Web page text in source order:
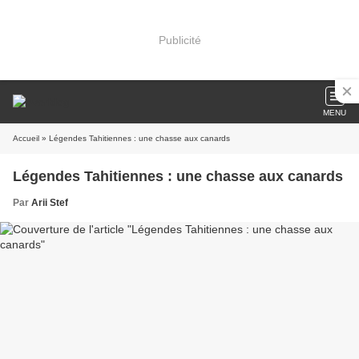
Publicité
MENU
Accueil » Légendes Tahitiennes : une chasse aux canards
Légendes Tahitiennes : une chasse aux canards
Par Arii Stef